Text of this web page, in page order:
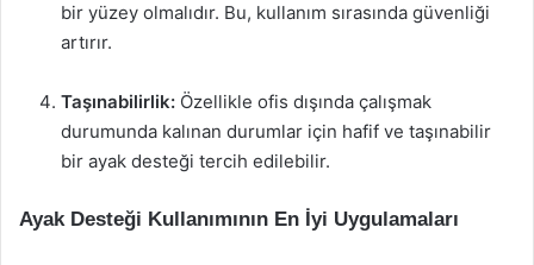
bir yüzey olmalıdır. Bu, kullanım sırasında güvenliği
artırır.
Taşınabilirlik: Özellikle ofis dışında çalışmak
durumunda kalınan durumlar için hafif ve taşınabilir
bir ayak desteği tercih edilebilir.
Ayak Desteği Kullanımının En İyi Uygulamaları